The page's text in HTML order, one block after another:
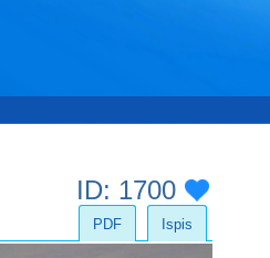
ID: 1700
Ispis
PDF